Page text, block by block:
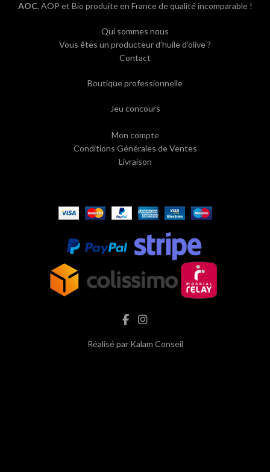
AOC, AOP et Bio produite en France de qualité incomparable !
Qui sommes nous
Vous êtes un producteur d’huile d’olive ?
Contact
Boutique professionnelle
Jeu concours
Mon compte
Conditions Générales de Ventes
Livraison
Réalisé par Kalam Conseil